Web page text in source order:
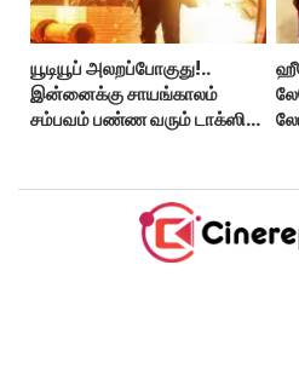
யூடியூப் அலறப்போகுது!..
இன்னைக்கு சாயங்காலம்
சம்பவம் பண்ண வரும் டாக்ஸிக்